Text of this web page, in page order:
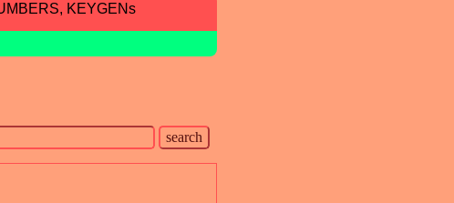
KEYGENs